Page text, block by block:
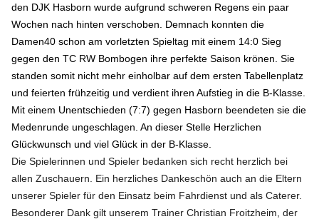
den DJK Hasborn wurde aufgrund schweren Regens ein paar
Wochen nach hinten verschoben. Demnach konnten die
Damen40 schon am vorletzten Spieltag mit einem 14:0 Sieg
gegen den TC RW Bombogen ihre perfekte Saison krönen. Sie
standen somit nicht mehr einholbar auf dem ersten Tabellenplatz
und feierten frühzeitig und verdient ihren Aufstieg in die B-Klasse.
Mit einem Unentschieden (7:7) gegen Hasborn beendeten sie die
Medenrunde ungeschlagen. An dieser Stelle Herzlichen
Glückwunsch und viel Glück in der B-Klasse.
Die Spielerinnen und Spieler bedanken sich recht herzlich bei
allen Zuschauern. Ein herzliches Dankeschön auch an die Eltern
unserer Spieler für den Einsatz beim Fahrdienst und als Caterer.
Besonderer Dank gilt unserem Trainer Christian Froitzheim, der